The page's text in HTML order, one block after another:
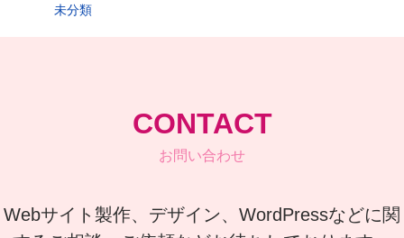
未分類
CONTACT
お問い合わせ
Webサイト製作、デザイン、WordPressなどに関